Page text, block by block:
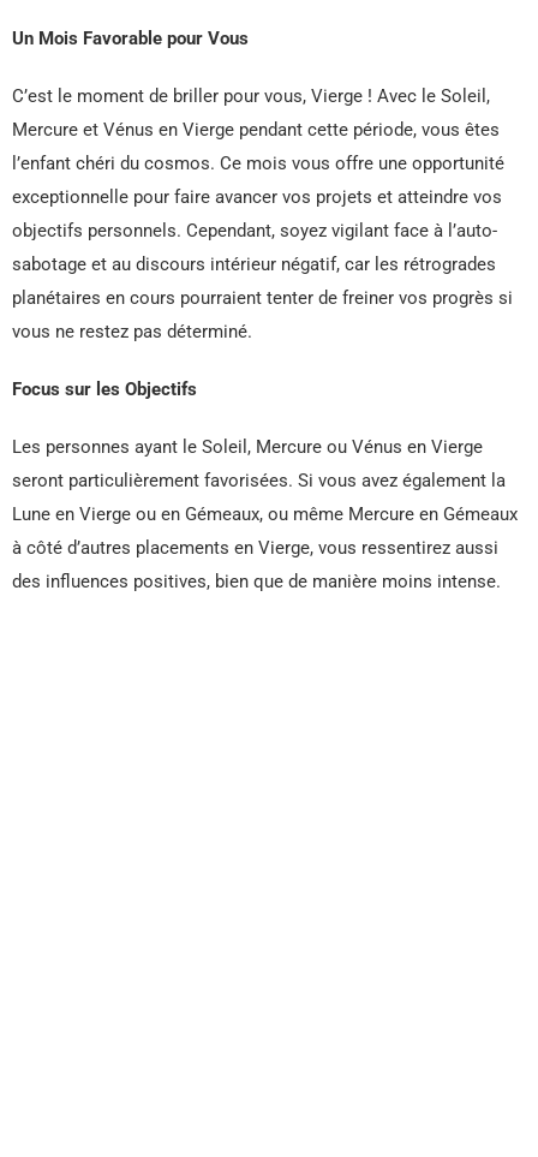
Un Mois Favorable pour Vous
C’est le moment de briller pour vous, Vierge ! Avec le Soleil,
Mercure et Vénus en Vierge pendant cette période, vous êtes
l’enfant chéri du cosmos. Ce mois vous offre une opportunité
exceptionnelle pour faire avancer vos projets et atteindre vos
objectifs personnels. Cependant, soyez vigilant face à l’auto-
sabotage et au discours intérieur négatif, car les rétrogrades
planétaires en cours pourraient tenter de freiner vos progrès si
vous ne restez pas déterminé.
Focus sur les Objectifs
Les personnes ayant le Soleil, Mercure ou Vénus en Vierge
seront particulièrement favorisées. Si vous avez également la
Lune en Vierge ou en Gémeaux, ou même Mercure en Gémeaux
à côté d’autres placements en Vierge, vous ressentirez aussi
des influences positives, bien que de manière moins intense.